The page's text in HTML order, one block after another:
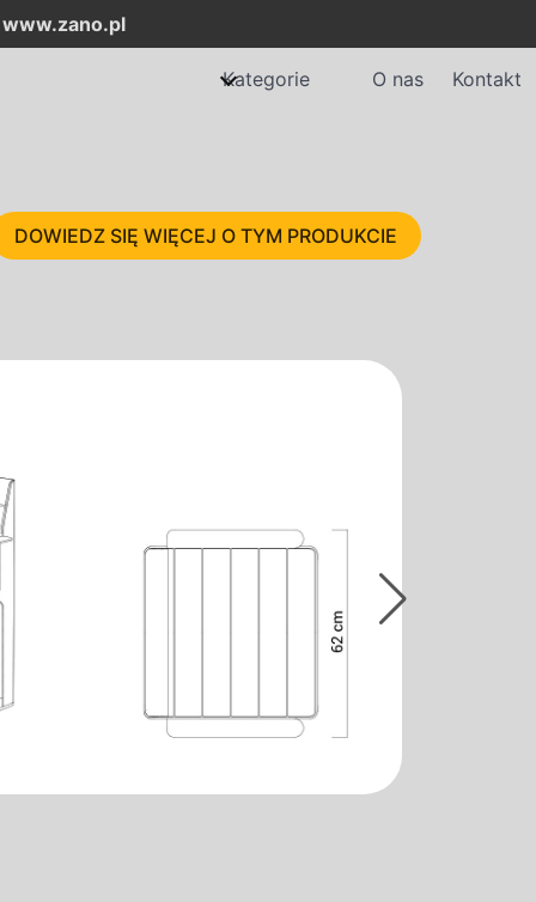
www.zano.pl
Kategorie O nas Kontakt
DOWIEDZ SIĘ WIĘCEJ O TYM PRODUKCIE